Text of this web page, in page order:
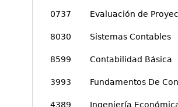
0737 Evaluación de
8030 Sistemas Contables
8599 Contabilidad Básica
3993 Fundamentos De
4389 Ingeniería